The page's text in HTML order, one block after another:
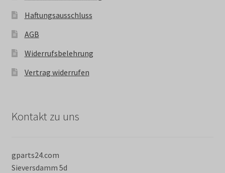
Haftungsausschluss
AGB
Widerrufsbelehrung
Vertrag widerrufen
Kontakt zu uns
gparts24.com
Sieversdamm 5d